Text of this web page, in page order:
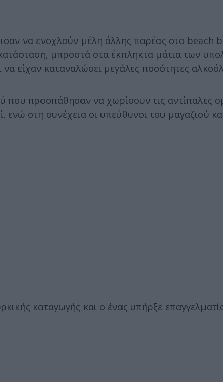
να ενοχλούν μέλη άλλης παρέας στο beach
μπροστά στα έκπληκτα μάτια των
είχαν καταναλώσει μεγάλες ποσότητες
που προσπάθησαν να χωρίσουν τις αντίπαλες
στη συνέχεια οι υπεύθυνοι του μαγαζιού
καταγωγής και ο ένας υπήρξε